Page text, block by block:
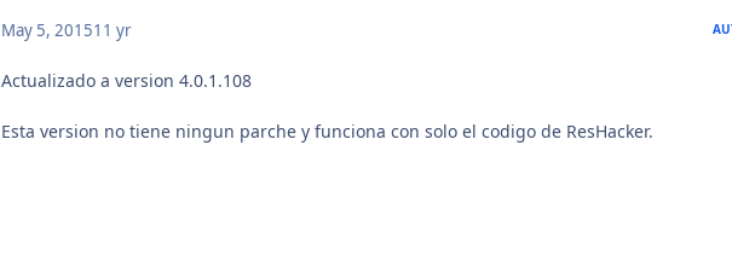
May 5, 201511 yr
Actualizado a version 4.0.1.108
Esta version no tiene ningun parche y funciona con solo el codigo de ResHacker.